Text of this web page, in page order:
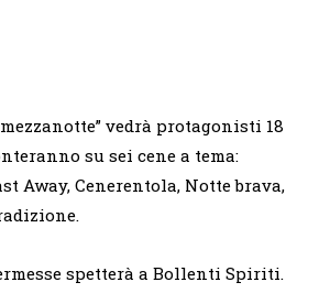
vedrà protagonisti 18
su sei cene a tema:
Away, Cenerentola, Notte brava,
spetterà a Bollenti Spiriti.